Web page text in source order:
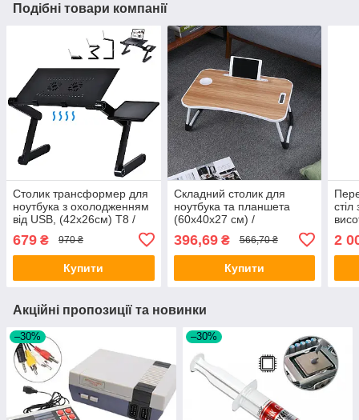
Подібні товари компанії
Столик трансформер для
ноутбука з охолодженням
від USB, (42х26см) T8 /
вентилятором
679 ₴ 970 ₴
Купити
Складний столик для
ноутбука та планшета
(60х40х27 см) /
столик-підставка з
підсклянником
396,69₴ 566,70 ₴
Купити
2
Акційні пропозиції та новинки
–30% –30%